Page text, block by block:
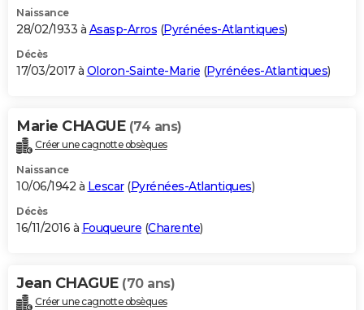
Naissance
28/02/1933 à Asasp-Arros (Pyrénées-Atlantiques)
Décès
17/03/2017 à Oloron-Sainte-Marie (Pyrénées-Atlantiques)
Marie CHAGUE (74 ans)
Créer une cagnotte obsèques
Naissance
10/06/1942 à Lescar(Pyrénées-Atlantiques)
Décès
16/11/2016 à Fouqueure (Charente)
Jean CHAGUE (70 ans)
Créer une cagnotte obsèques